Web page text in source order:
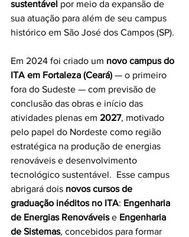
sustentável por meio da expansão de
sua atuação para além de seu campus
histórico em São José dos Campos (SP).
Em 2024 foi criado um novo campus do
ITA em Fortaleza (Ceará) — o primeiro
fora do Sudeste — com previsão de
conclusão das obras e início das
atividades plenas em 2027, motivado
pelo papel do Nordeste como região
estratégica na produção de energias
renováveis e desenvolvimento
tecnológico sustentável.  Esse campus
abrigará dois novos cursos de
graduação inéditos no ITA: Engenharia
de Energias Renováveis e Engenharia
de Sistemas, concebidos para formar